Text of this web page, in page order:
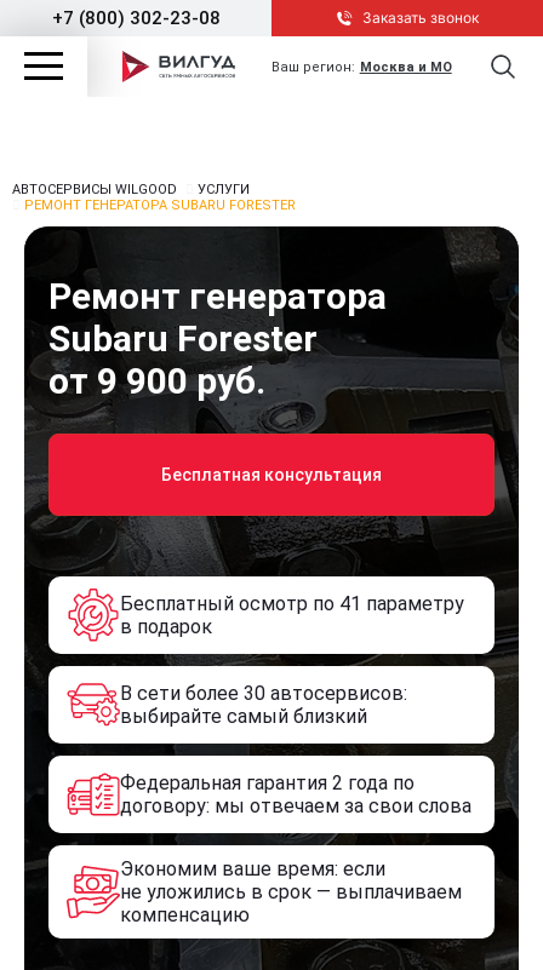
+7 (800) 302-23-08 Заказать звонок
Ваш регион: Москва и МО
АВТОСЕРВИСЫ WILGOOD
УСЛУГИ
РЕМОНТ ГЕНЕРАТОРА SUBARU FORESTER
Ремонт генератора
Subaru Forester
от 9 900 руб.
Бесплатная консультация
Бесплатный осмотр по 41 параметру
в подарок
В сети более 30 автосервисов:
выбирайте самый близкий
Федеральная гарантия 2 года по
договору: мы отвечаем за свои слова
Экономим ваше время: если
не уложились в срок — выплачиваем
компенсацию